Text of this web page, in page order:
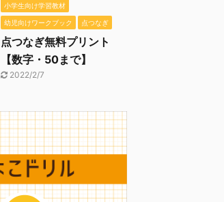
小学生向け学習教材
幼児向けワークブック 点つなぎ
点つなぎ無料プリント
【数字・50まで】
2022/2/7